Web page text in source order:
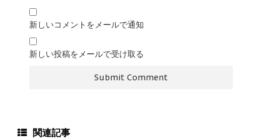
新しいコメントをメールで通知
新しい投稿をメールで受け取る
関連記事